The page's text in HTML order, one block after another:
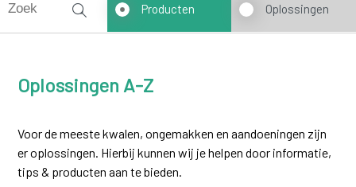
Oplossingen A-Z
Producten Oplossingen
Voor de meeste kwalen, ongemakken en aandoeningen zijn
er oplossingen. Hierbij kunnen wij je helpen door informatie,
tips & producten aan te bieden.